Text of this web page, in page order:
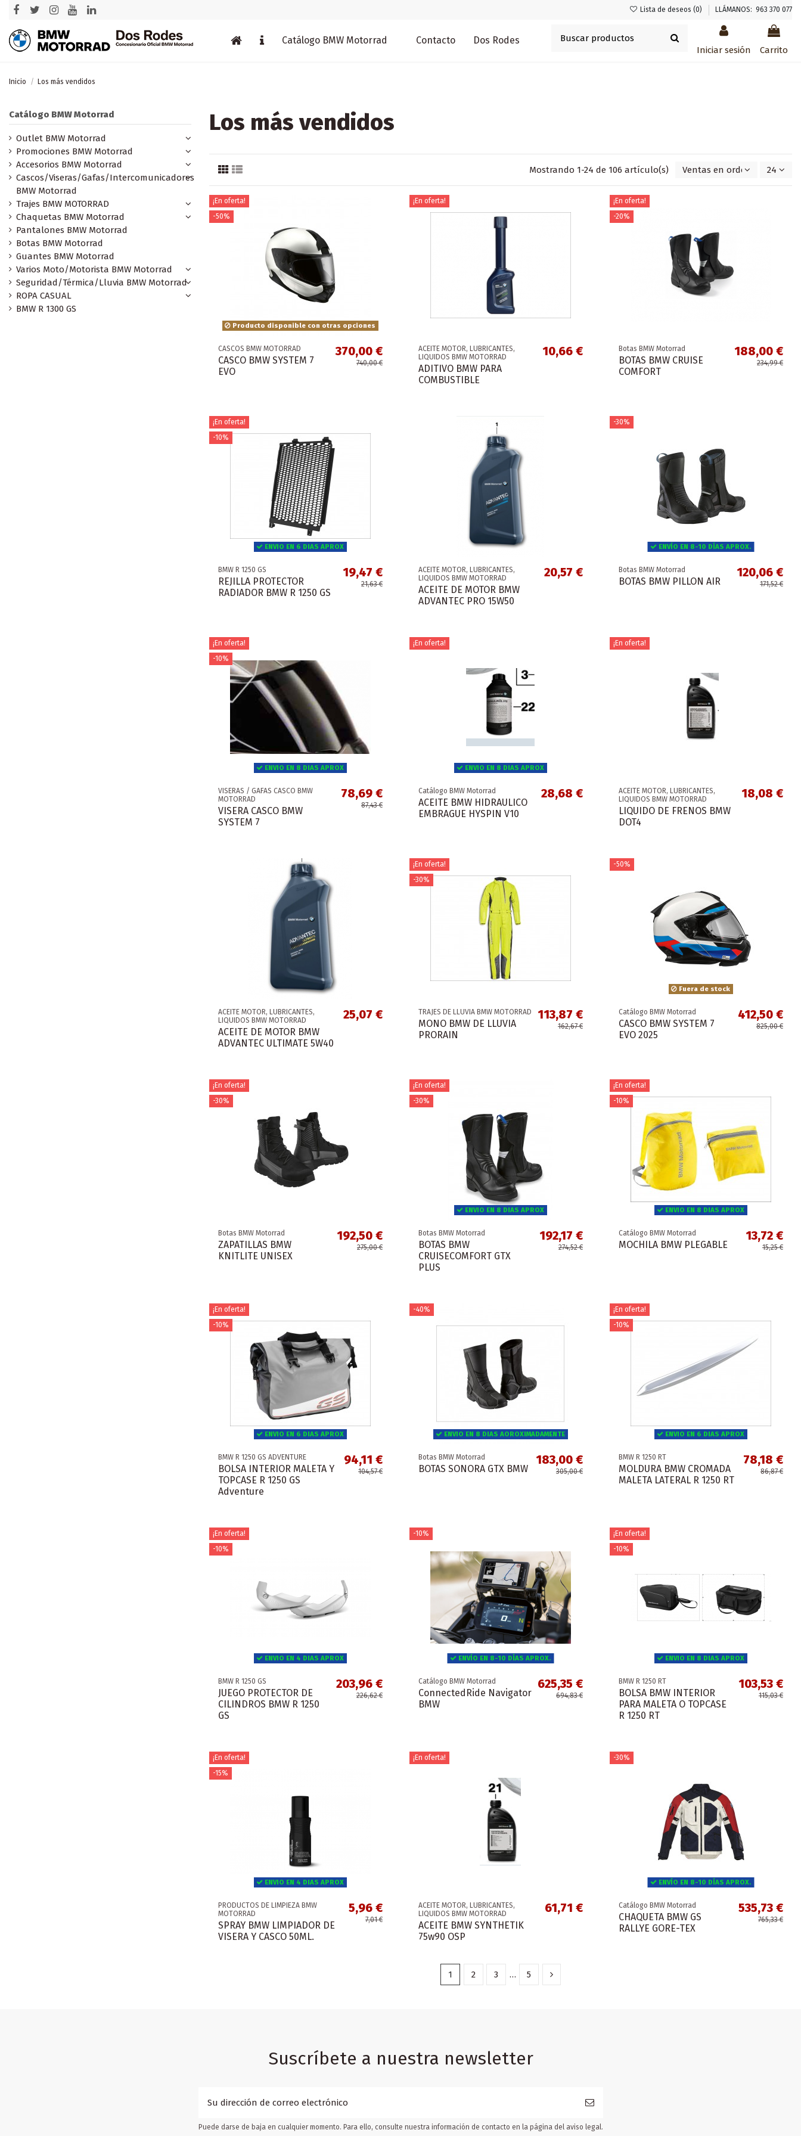
Lista de deseos (0) LLÁMANOS: 963 370 077
Catálogo BMW Motorrad Dos Rodes
Contacto
Iniciar sesión Carrito
Inicio Los más vendidos
Los más vendidos
Mostrando 1-24 de 106 artículo(s) Ventas en orden decreciente
24
¡En oferta!
-50%
Producto disponible con otras opciones
CASCOS BMW MOTORRAD
CASCO BMW SYSTEM 7
EVO
370,00 €
740,00 €
¡En oferta!
ACEITE MOTOR, LUBRICANTES,
LIQUIDOS BMW MOTORRAD
ADITIVO BMW PARA
COMBUSTIBLE
10,66 €
¡En oferta!
-20%
Botas BMW Motorrad
BOTAS BMW CRUISE
COMFORT
188,00 €
234,99 €
¡En oferta!
-10%
ENVIO EN 6 DIAS APROX
BMW R 1250 GS
REJILLA PROTECTOR
RADIADOR BMW R 1250 GS
19,47 €
21,63 €
ACEITE MOTOR, LUBRICANTES,
LIQUIDOS BMW MOTORRAD
ACEITE DE MOTOR BMW
ADVANTEC PRO 15W50
20,57 €
-30%
ENVÍO EN 8-10 DÍAS APROX.
Botas BMW Motorrad
BOTAS BMW PILLON AIR
120,06 €
171,52 €
¡En oferta!
-10%
ENVIO EN 8 DIAS APROX
VISERAS / GAFAS CASCO BMW
MOTORRAD
VISERA CASCO BMW
SYSTEM 7
78,69 €
87,43 €
¡En oferta!
ENVIO EN 8 DIAS APROX
Catálogo BMW Motorrad
ACEITE BMW HIDRAULICO
EMBRAGUE HYSPIN V10
28,68 €
¡En oferta!
ACEITE MOTOR, LUBRICANTES,
LIQUIDOS BMW MOTORRAD
LIQUIDO DE FRENOS BMW
DOT4
18,08 €
ACEITE MOTOR, LUBRICANTES,
LIQUIDOS BMW MOTORRAD
ACEITE DE MOTOR BMW
ADVANTEC ULTIMATE 5W40
25,07 €
¡En oferta!
-30%
TRAJES DE LLUVIA BMW MOTORRAD
MONO BMW DE LLUVIA
PRORAIN
113,87 €
162,67 €
-50%
Fuera de stock
Catálogo BMW Motorrad
CASCO BMW SYSTEM 7
EVO 2025
412,50 €
825,00 €
¡En oferta!
-30%
Botas BMW Motorrad
ZAPATILLAS BMW
KNITLITE UNISEX
192,50 €
275,00 €
¡En oferta!
-30%
ENVIO EN 8 DIAS APROX
Botas BMW Motorrad
BOTAS BMW
CRUISECOMFORT GTX
PLUS
192,17 €
274,52 €
¡En oferta!
-10%
ENVIO EN 8 DIAS APROX
Catálogo BMW Motorrad
MOCHILA BMW PLEGABLE
13,72 €
15,25 €
¡En oferta!
-10%
ENVIO EN 6 DIAS APROX
BMW R 1250 GS ADVENTURE
BOLSA INTERIOR MALETA Y
TOPCASE R 1250 GS
Adventure
94,11 €
104,57 €
-40%
ENVIO EN 8 DIAS AOROXIMADAMENTE
Botas BMW Motorrad
BOTAS SONORA GTX BMW
183,00 €
305,00 €
¡En oferta!
-10%
ENVIO EN 6 DIAS APROX
BMW R 1250 RT
MOLDURA BMW CROMADA
MALETA LATERAL R 1250 RT
78,18 €
86,87 €
¡En oferta!
-10%
ENVIO EN 4 DIAS APROX
BMW R 1250 GS
JUEGO PROTECTOR DE
CILINDROS BMW R 1250
GS
203,96 €
226,62 €
-10%
ENVÍO EN 8-10 DÍAS APROX.
Catálogo BMW Motorrad
ConnectedRide Navigator
BMW
625,35 €
694,83 €
¡En oferta!
-10%
ENVIO EN 8 DIAS APROX
BMW R 1250 RT
BOLSA BMW INTERIOR
PARA MALETA O TOPCASE
R 1250 RT
103,53 €
115,03 €
¡En oferta!
-15%
ENVIO EN 4 DIAS APROX
PRODUCTOS DE LIMPIEZA BMW
MOTORRAD
SPRAY BMW LIMPIADOR DE
VISERA Y CASCO 50ML.
5,96 €
7,01 €
¡En oferta!
ACEITE MOTOR, LUBRICANTES,
LIQUIDOS BMW MOTORRAD
ACEITE BMW SYNTHETIK
75w90 OSP
61,71 €
-30%
ENVÍO EN 8-10 DÍAS APROX.
Catálogo BMW Motorrad
CHAQUETA BMW GS
RALLYE GORE-TEX
535,73 €
765,33 €
1 2 3 … 5
Catálogo BMW Motorrad
Outlet BMW Motorrad
Promociones BMW Motorrad
Accesorios BMW Motorrad
Cascos/Viseras/Gafas/Intercomunicadores
BMW Motorrad
Trajes BMW MOTORRAD
Chaquetas BMW Motorrad
Pantalones BMW Motorrad
Botas BMW Motorrad
Guantes BMW Motorrad
Varios Moto/Motorista BMW Motorrad
Seguridad/Térmica/Lluvia BMW Motorrad
ROPA CASUAL
BMW R 1300 GS
Suscríbete a nuestra newsletter
Puede darse de baja en cualquier momento. Para ello, consulte nuestra información de contacto en la página del aviso legal.